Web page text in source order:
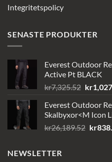
Integritetspolicy
SENASTE PRODUKTER
Everest Outdoor
Active Pt BLACK
kr7,325.52 Det
priset
var:
kr
Everest Outdoor
Skalbyxor<M Icon
kr26,189.52 Det
kr
NEWSLETTER